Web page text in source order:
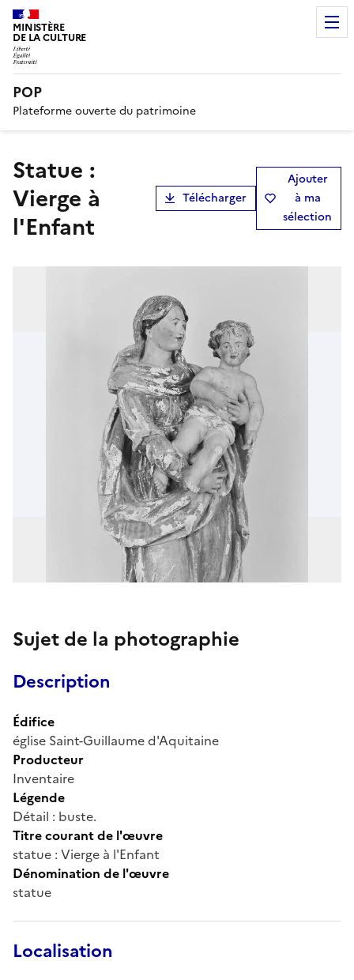
MINISTÈRE
DE LA CULTURE
POP
Plateforme ouverte du patrimoine
statue :
Vierge à
l'Enfant
Télécharger
Ajouter
à ma
sélection
Sujet de la photographie
Description
Édifice
église Saint-Guillaume d'Aquitaine
Producteur
Inventaire
Légende
Détail : buste.
Titre courant de l'œuvre
statue : Vierge à l'Enfant
Dénomination de l'œuvre
statue
Localisation